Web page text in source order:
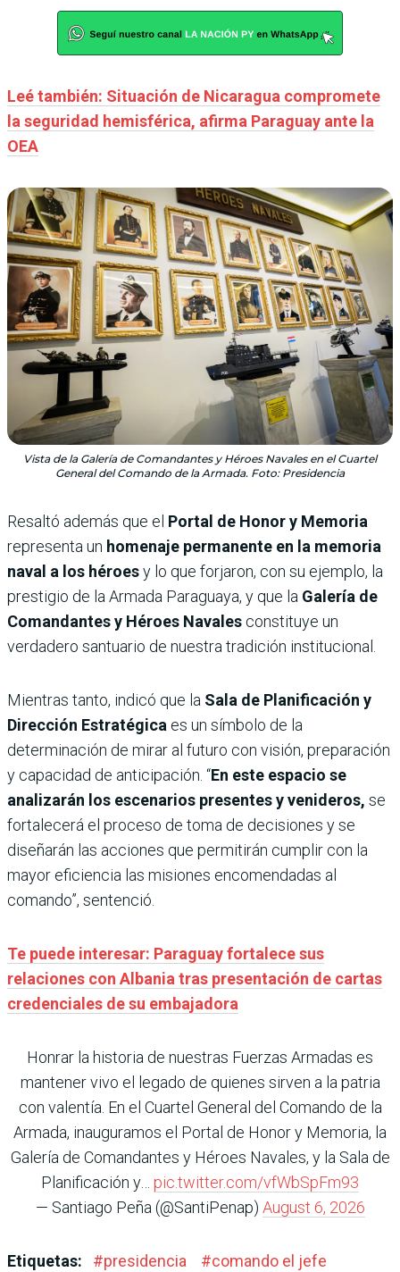
Leé también: Situación de Nicaragua compromete
la seguridad hemisférica, afirma Paraguay ante la
OEA
Vista de la Galería de Comandantes y Héroes Navales en el Cuartel
General del Comando de la Armada. Foto: Presidencia
Resaltó además que el Portal de Honor y Memoria
representa un homenaje permanente en la memoria
naval a los héroesy lo que forjaron, con su ejemplo, la
prestigio de la Armada Paraguaya, y que la Galería de
Comandantes y Héroes Navales constituye un
verdadero santuario de nuestra tradición institucional.
Mientras tanto, indicó que la Sala de Planificación y
Dirección Estratégica es un símbolo de la
determinación de mirar al futuro con visión, preparación
y capacidad de anticipación. “En este espacio se
analizarán los escenarios presentes y venideros, se
fortalecerá el proceso de toma de decisiones y se
diseñarán las acciones que permitirán cumplir con la
mayor eficiencia las misiones encomendadas al
comando”, sentenció.
Te puede interesar: Paraguay fortalece sus
relaciones con Albania tras presentación de cartas
credenciales de su embajadora
Honrar la historia de nuestras Fuerzas Armadas es
mantener vivo el legado de quienes sirven a la patria
con valentía. En el Cuartel General del Comando de la
Armada, inauguramos el Portal de Honor y Memoria, la
Galería de Comandantes y Héroes Navales, y la Sala de
Planificación y… pic.twitter.com/vfWbSpFm93
— Santiago Peña (@SantiPenap) August 6, 2026
Etiquetas: #presidencia #comando el jefe